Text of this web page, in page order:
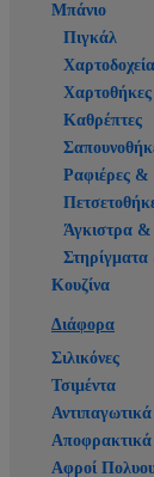
Μπάνιο
Πιγκάλ
Χαρτοδοχεία
Χαρτοθήκες
Καθρέπτες
Ραφιέρες
Άγκιστρα
Κουζίνα
Διάφορα
Σιλικόνες
Τσιμέντα
Αντιπαγωτικά
Αποφρακτικά
Αφροί